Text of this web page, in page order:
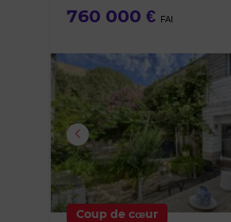
760 000 € FAI
Coup de cœur